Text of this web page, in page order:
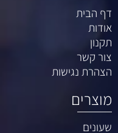
דף הבית
אודות
תקנון
צור קשר
הצהרת נגישות
מוצרים
שעונים